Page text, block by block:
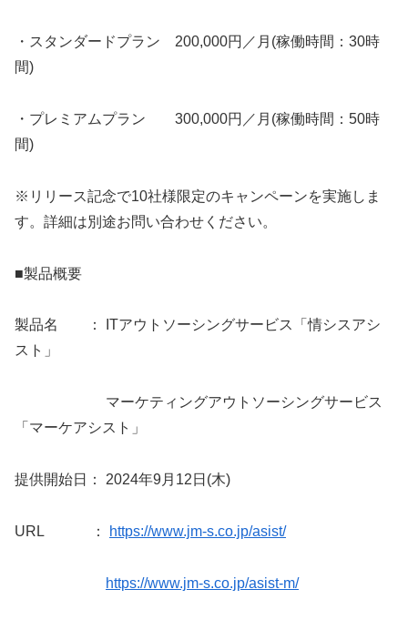
・スタンダードプラン 200,000円／月(稼働時間：30時
間)
・プレミアムプラン 300,000円／月(稼働時間：50時
間)
※リリース記念で10社様限定のキャンペーンを実施しま
す。詳細は別途お問い合わせください。
■製品概要
製品名 ： ITアウトソーシングサービス「情シスアシ
スト」
マーケティングアウトソーシングサービス
「マーケアシスト」
提供開始日： 2024年9月12日(木)
URL ： https://www.jm-s.co.jp/asist/
https://www.jm-s.co.jp/asist-m/